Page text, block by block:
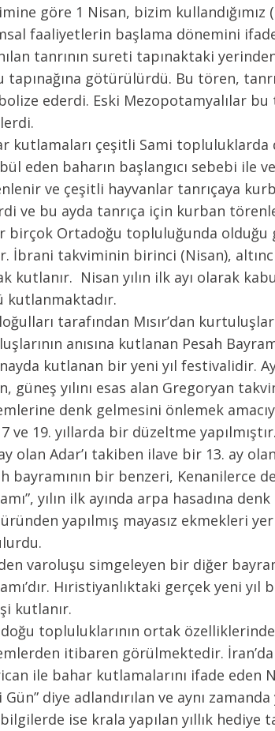
göre 1 Nisan, bizim
faaliyetlerin başlama dönemini
tanrının sureti tapınaktaki
tapınağına götürülürdü. Bu tören,
ederdi. Eski Mezopotamyalılar
kutlamaları çeşitli Sami
eden baharın başlangıcı sebebi ile
ve çeşitli hayvanlar tanrıçaya
ve bu ayda tanrıça için kurban
birçok Ortadoğu topluluğunda
İbrani takviminin birinci (Nisan),
kutlanır. Nisan yılın ilk ayı olarak
kutlanmaktadır.
tarafından Mısır’dan
anısına kutlanan Pesah
kutlanan bir yeni yıl festivalidir. Ay
güneş yılını esas alan Gregoryan
denk gelmesini önlemek
ve 19. yıllarda bir düzeltme
olan Adar’ı takiben ilave bir 13. ay
bayramının bir benzeri, Kenanilerce
yılın ilk ayında arpa hasadına
yapılmış mayasız ekmekleri
varoluşu simgeleyen bir diğer
Hıristiyanlıktaki gerçek yeni
kutlanır.
topluluklarının ortak
itibaren görülmektedir.
ile bahar kutlamalarını ifade eden
Gün” diye adlandırılan ve aynı
ise krala yapılan yıllık hediye